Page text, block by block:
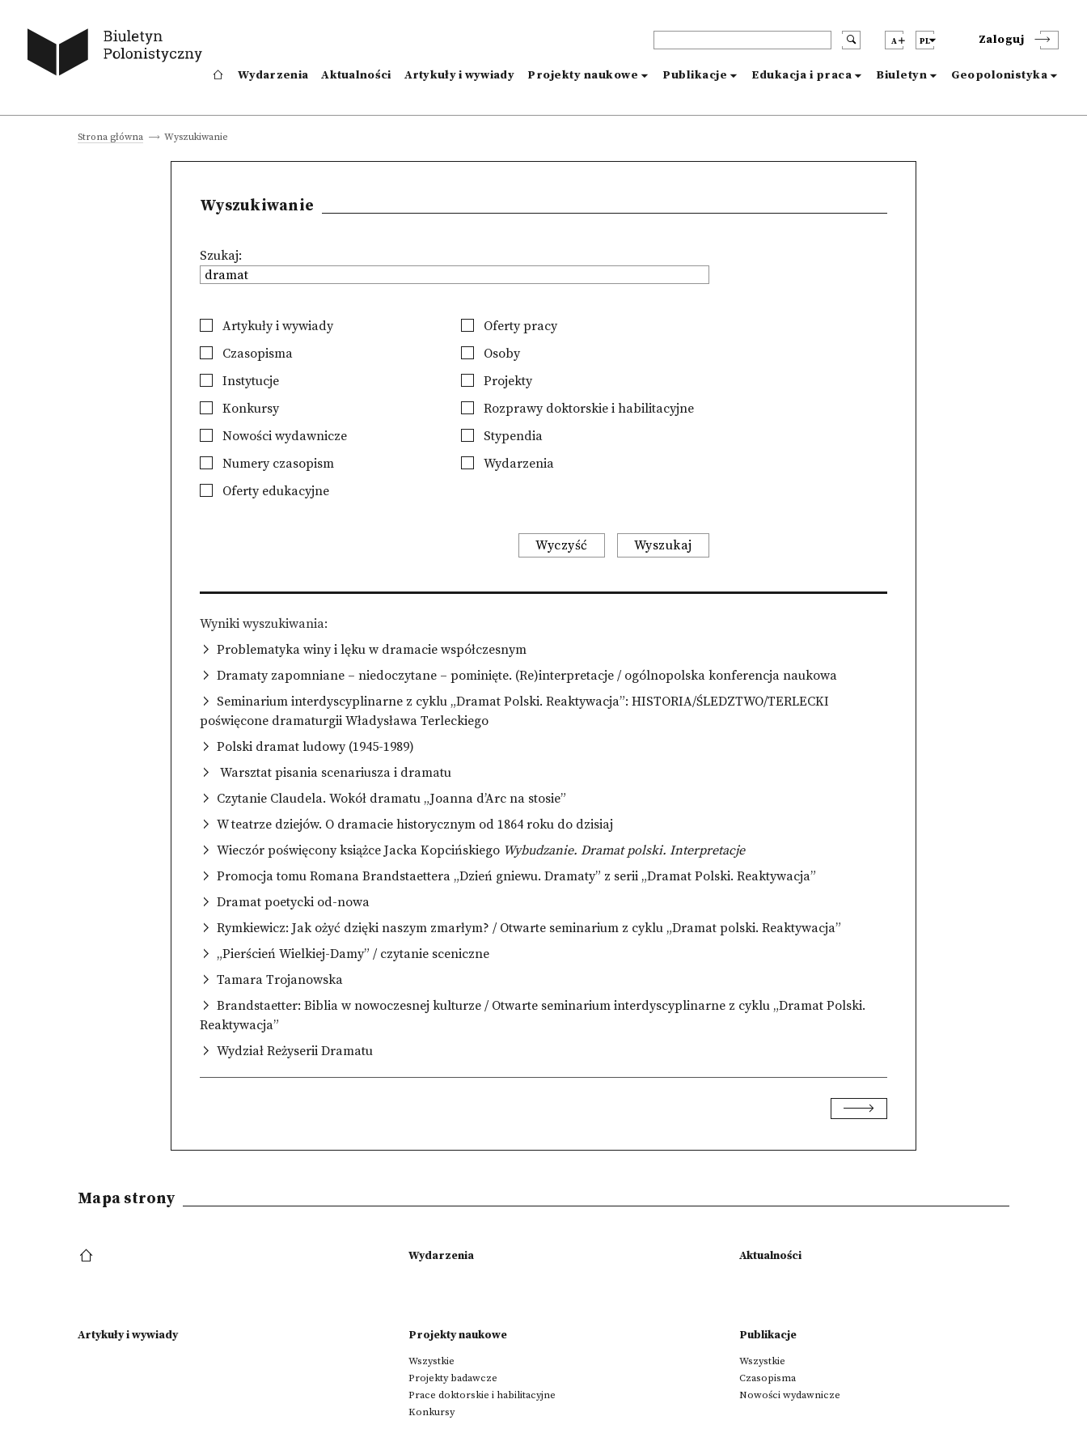
A PL Zaloguj
Wydarzenia Aktualności Artykuły i wywiady Projekty naukowe Publikacje Edukacja i praca Biuletyn Geopolonistyka
Strona główna Wyszukiwanie
Wyszukiwanie
Szukaj:
Artykuły i wywiady
Czasopisma
Instytucje
Konkursy
Nowości wydawnicze
Numery czasopism
Oferty edukacyjne
Oferty pracy
Osoby
Projekty
Rozprawy doktorskie i habilitacyjne
Stypendia
Wydarzenia
Wyczyść Wyszukaj
Wyniki wyszukiwania
Problematyka winy i lęku w dramacie współczesnym
Dramaty zapomniane – niedoczytane – pominięte. (Re)interpretacje / ogólnopolska konferencja naukowa
Seminarium interdyscyplinarne z cyklu „Dramat Polski. Reaktywacja”: HISTORIA/ŚLEDZTWO/TERLECKI
poświęcone dramaturgii Władysława Terleckiego
Polski dramat ludowy (1945-1989)
Warsztat pisania scenariusza i dramatu
Czytanie Claudela. Wokół dramatu „Joanna d’Arc na stosie”
W teatrze dziejów. O dramacie historycznym od 1864 roku do dzisiaj
Wieczór poświęcony książce Jacka Kopcińskiego Wybudzanie. Dramat polski. Interpretacje
Promocja tomu Romana Brandstaettera „Dzień gniewu. Dramaty” z serii „Dramat Polski. Reaktywacja”
Dramat poetycki od-nowa
Rymkiewicz: Jak ożyć dzięki naszym zmarłym? / Otwarte seminarium z cyklu „Dramat polski. Reaktywacja”
„Pierścień Wielkiej-Damy” / czytanie sceniczne
Tamara Trojanowska
Brandstaetter: Biblia w nowoczesnej kulturze / Otwarte seminarium interdyscyplinarne z cyklu „Dramat Polski.
Reaktywacja”
Wydział Reżyserii Dramatu
Mapa strony
Wydarzenia Aktualności
Artykuły i wywiady Projekty naukowe
Wszystkie
Projekty badawcze
Prace doktorskie i habilitacyjne
Konkursy
Publikacje
Wszystkie
Czasopisma
Nowości wydawnicze